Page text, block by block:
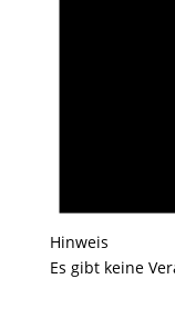
Hinweis
Es gibt keine